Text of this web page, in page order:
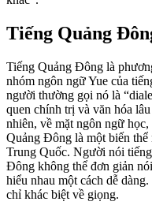
Tiếng Quảng
Tiếng Quảng Đông là
nhóm ngôn ngữ Yue của
người thường gọi nó là
quen chính trị và văn hóa
nhiên, về mặt ngôn ngữ
Quảng Đông là một biến
Trung Quốc. Người nói
Đông không thể đơn giản
hiểu nhau một cách dễ
chỉ khác biệt về giọng.